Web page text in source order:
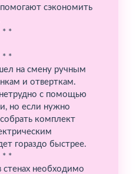
сэкономить
* *
* *
на смену ручным
и отверткам.
с помощью
но если нужно
комплект
гораздо быстрее.
* *
стенах необходимо